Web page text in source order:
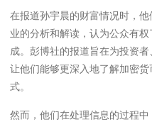
在报道孙宇晨的财富情况时，
业的分析和解读，认为公众有
成。彭博社的报道旨在为投资
让他们能够更深入地了解加密
式。
然而，他们在处理信息的过程